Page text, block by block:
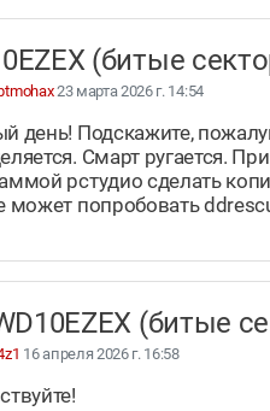
(битые
23 марта 2026 г. 14:54
день! Подскажите,
Смарт ругается.
рстудио сделать
может попробовать
(битые
16 апреля 2026 г. 16:58